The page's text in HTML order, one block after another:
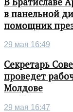
в панельной
помощник
29 мая 16:49
Секретарь
проведет
Молдове
29 мая 16:47